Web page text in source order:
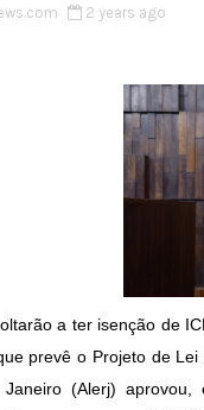
2 years ago
a ter isenção de
prevê o Projeto de
(Alerj)